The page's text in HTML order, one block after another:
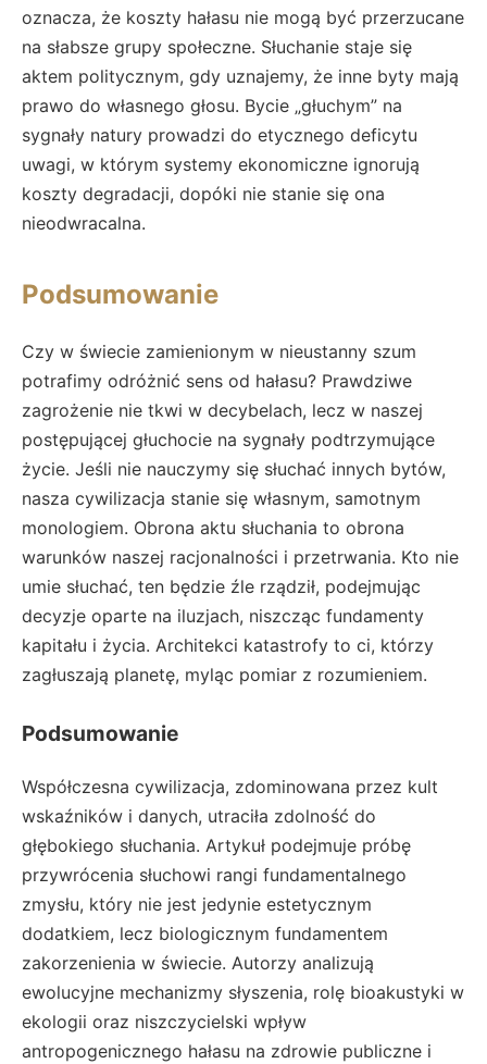
oznacza, że koszty hałasu nie mogą być przerzucane
na słabsze grupy społeczne. Słuchanie staje się
aktem politycznym, gdy uznajemy, że inne byty mają
prawo do własnego głosu. Bycie „głuchym” na
sygnały natury prowadzi do etycznego deficytu
uwagi, w którym systemy ekonomiczne ignorują
koszty degradacji, dopóki nie stanie się ona
nieodwracalna.
Podsumowanie
Czy w świecie zamienionym w nieustanny szum
potrafimy odróżnić sens od hałasu? Prawdziwe
zagrożenie nie tkwi w decybelach, lecz w naszej
postępującej głuchocie na sygnały podtrzymujące
życie. Jeśli nie nauczymy się słuchać innych bytów,
nasza cywilizacja stanie się własnym, samotnym
monologiem. Obrona aktu słuchania to obrona
warunków naszej racjonalności i przetrwania. Kto nie
umie słuchać, ten będzie źle rządził, podejmując
decyzje oparte na iluzjach, niszcząc fundamenty
kapitału i życia. Architekci katastrofy to ci, którzy
zagłuszają planetę, myląc pomiar z rozumieniem.
Podsumowanie
Współczesna cywilizacja, zdominowana przez kult
wskaźników i danych, utraciła zdolność do
głębokiego słuchania. Artykuł podejmuje próbę
przywrócenia słuchowi rangi fundamentalnego
zmysłu, który nie jest jedynie estetycznym
dodatkiem, lecz biologicznym fundamentem
zakorzenienia w świecie. Autorzy analizują
ewolucyjne mechanizmy słyszenia, rolę bioakustyki w
ekologii oraz niszczycielski wpływ
antropogenicznego hałasu na zdrowie publiczne i